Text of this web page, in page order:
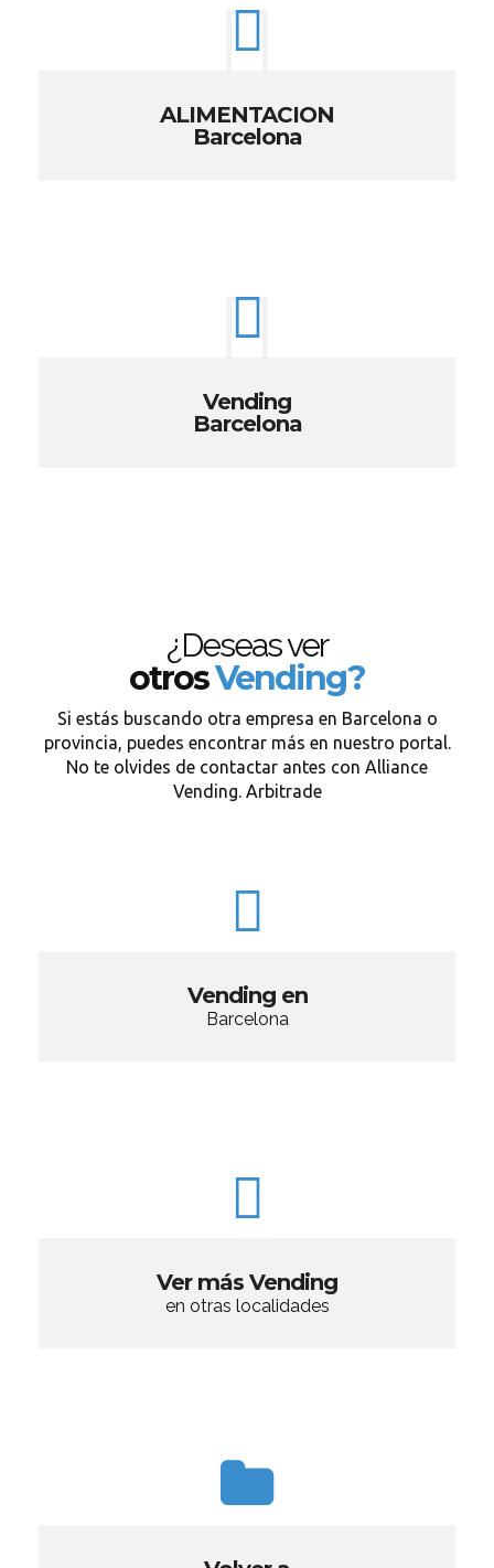
ALIMENTACION
Barcelona
Vending
Barcelona
¿Deseas ver
otrosVending?
Si estás buscando otra empresa en Barcelona o
provincia, puedes encontrar más en nuestro portal.
No te olvides de contactar antes con Alliance
Vending. Arbitrade
Vending en
Barcelona
Ver más Vending
en otras localidades